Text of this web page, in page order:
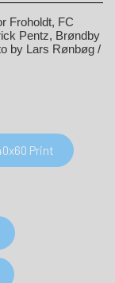
Froholdt, FC
Pentz, Brøndby
by Lars Rønbøg /
Print